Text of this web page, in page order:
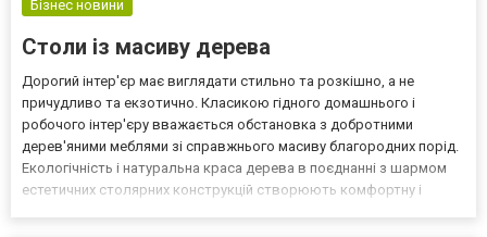
Бізнес новини
Столи із масиву дерева
Дорогий інтер'єр має виглядати стильно та розкішно, а не
причудливо та екзотично. Класикою гідного домашнього і
робочого інтер'єру вважається обстановка з добротними
дерев'яними меблями зі справжнього масиву благородних порід.
Екологічність і натуральна краса дерева в поєднанні з шармом
естетичних столярних конструкцій створюють комфортну і